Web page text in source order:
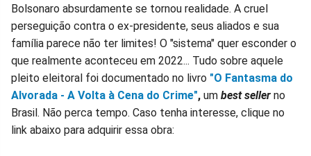
Bolsonaro absurdamente se tornou realidade. A cruel
perseguição contra o ex-presidente, seus aliados e sua
família parece não ter limites! O "sistema" quer esconder o
que realmente aconteceu em 2022... Tudo sobre aquele
pleito eleitoral foi documentado no livro "O Fantasma do
Alvorada - A Volta à Cena do Crime", um best seller no
Brasil. Não perca tempo. Caso tenha interesse, clique no
link abaixo para adquirir essa obra: